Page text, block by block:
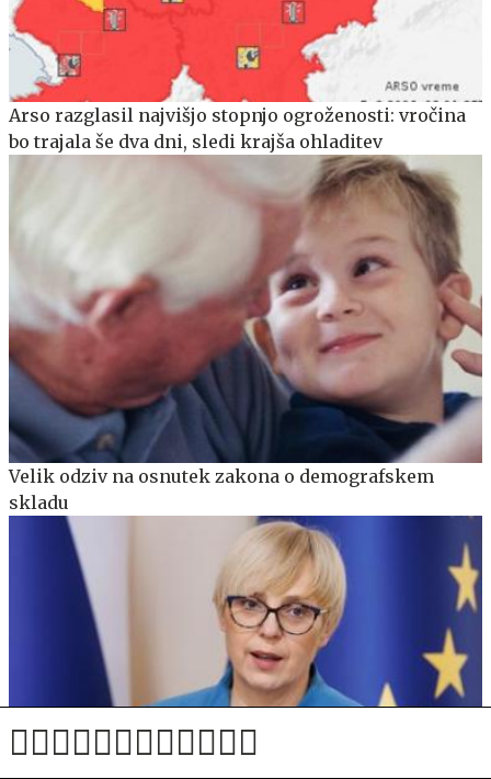
Arso razglasil najvišjo stopnjo ogroženosti: vročina
bo trajala še dva dni, sledi krajša ohladitev
Velik odziv na osnutek zakona o demografskem
skladu